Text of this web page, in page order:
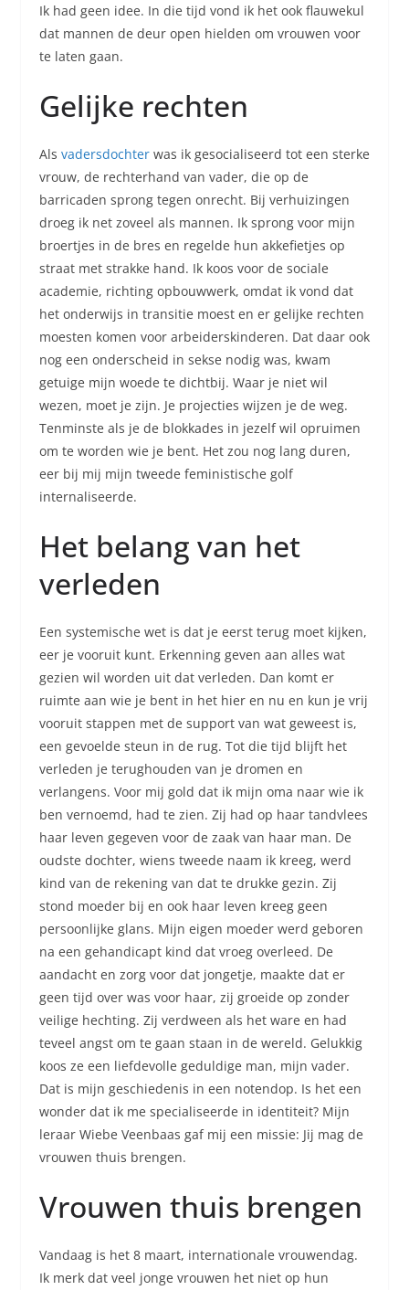
Ik had geen idee. In die tijd vond ik het ook flauwekul
dat mannen de deur open hielden om vrouwen voor
te laten gaan.
Gelijke rechten
Als vadersdochterwas ik gesocialiseerd tot een sterke
vrouw, de rechterhand van vader, die op de
barricaden sprong tegen onrecht. Bij verhuizingen
droeg ik net zoveel als mannen. Ik sprong voor mijn
broertjes in de bres en regelde hun akkefietjes op
straat met strakke hand. Ik koos voor de sociale
academie, richting opbouwwerk, omdat ik vond dat
het onderwijs in transitie moest en er gelijke rechten
moesten komen voor arbeiderskinderen. Dat daar ook
nog een onderscheid in sekse nodig was, kwam
getuige mijn woede te dichtbij. Waar je niet wil
wezen, moet je zijn. Je projecties wijzen je de weg.
Tenminste als je de blokkades in jezelf wil opruimen
om te worden wie je bent. Het zou nog lang duren,
eer bij mij mijn tweede feministische golf
internaliseerde.
Het belang van het
verleden
Een systemische wet is dat je eerst terug moet kijken,
eer je vooruit kunt. Erkenning geven aan alles wat
gezien wil worden uit dat verleden. Dan komt er
ruimte aan wie je bent in het hier en nu en kun je vrij
vooruit stappen met de support van wat geweest is,
een gevoelde steun in de rug. Tot die tijd blijft het
verleden je terughouden van je dromen en
verlangens. Voor mij gold dat ik mijn oma naar wie ik
ben vernoemd, had te zien. Zij had op haar tandvlees
haar leven gegeven voor de zaak van haar man. De
oudste dochter, wiens tweede naam ik kreeg, werd
kind van de rekening van dat te drukke gezin. Zij
stond moeder bij en ook haar leven kreeg geen
persoonlijke glans. Mijn eigen moeder werd geboren
na een gehandicapt kind dat vroeg overleed. De
aandacht en zorg voor dat jongetje, maakte dat er
geen tijd over was voor haar, zij groeide op zonder
veilige hechting. Zij verdween als het ware en had
teveel angst om te gaan staan in de wereld. Gelukkig
koos ze een liefdevolle geduldige man, mijn vader.
Dat is mijn geschiedenis in een notendop. Is het een
wonder dat ik me specialiseerde in identiteit? Mijn
leraar Wiebe Veenbaas gaf mij een missie: Jij mag de
vrouwen thuis brengen.
Vrouwen thuis brengen
Vandaag is het 8 maart, internationale vrouwendag.
Ik merk dat veel jonge vrouwen het niet op hun